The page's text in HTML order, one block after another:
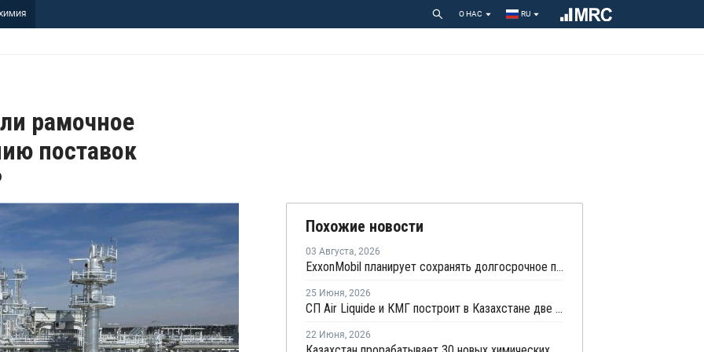
О НАС RU
рамочное
поставок
Похожие новости
03 Августа, 2026
ExxonMobil планирует сохранять долгосрочное присутствие в Казахстане
25 Июня, 2026
СП Air Liquide и КМГ построит в Казахстане две установки по производству азота за EUR70 млн
22 Июня, 2026